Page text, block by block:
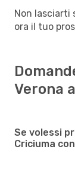
Non lasciarti
ora il tuo
Verona
Se volessi
Criciuma